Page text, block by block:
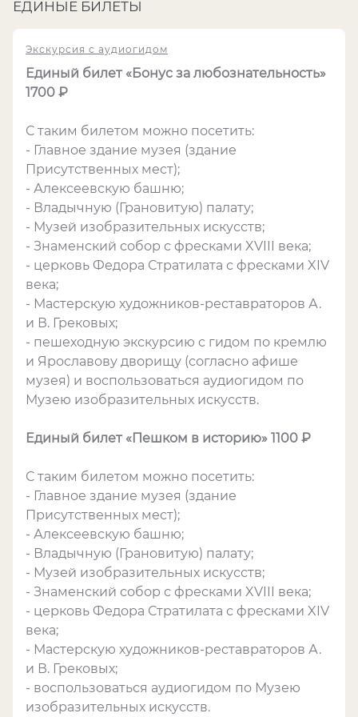
ЕДИНЫЕ БИЛЕТЫ
Экскурсия с аудиогидом
Единый билет «Бонус за любознательность»
1700 ₽
С таким билетом можно посетить:
- Главное здание музея (здание
Присутственных мест);
- Алексеевскую башню;
- Владычную (Грановитую) палату;
- Музей изобразительных искусств;
- Знаменский собор с фресками XVIII века;
- церковь Федора Стратилата с фресками XIV
века;
- Мастерскую художников-реставраторов А.
и В. Грековых;
- пешеходную экскурсию с гидом по кремлю
и Ярославову дворищу (согласно афише
музея) и воспользоваться аудиогидом по
Музею изобразительных искусств.
Единый билет «Пешком в историю» 1100 ₽
С таким билетом можно посетить:
- Главное здание музея (здание
Присутственных мест);
- Алексеевскую башню;
- Владычную (Грановитую) палату;
- Музей изобразительных искусств;
- Знаменский собор с фресками XVIII века;
- церковь Федора Стратилата с фресками XIV
века;
- Мастерскую художников-реставраторов А.
и В. Грековых;
- воспользоваться аудиогидом по Музею
изобразительных искусств.